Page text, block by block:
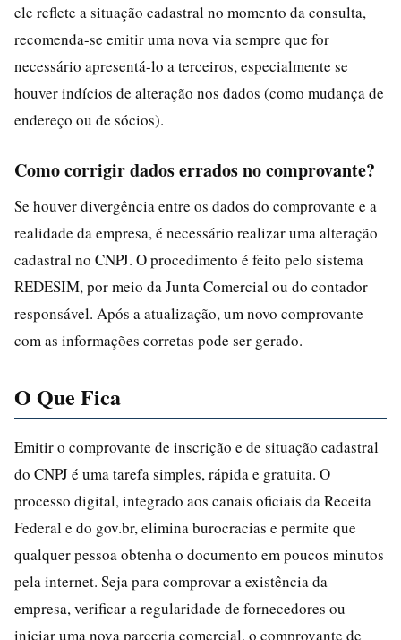
ele reflete a situação cadastral no momento da consulta,
recomenda-se emitir uma nova via sempre que for
necessário apresentá-lo a terceiros, especialmente se
houver indícios de alteração nos dados (como mudança de
endereço ou de sócios).
Como corrigir dados errados no comprovante?
Se houver divergência entre os dados do comprovante e a
realidade da empresa, é necessário realizar uma alteração
cadastral no CNPJ. O procedimento é feito pelo sistema
REDESIM, por meio da Junta Comercial ou do contador
responsável. Após a atualização, um novo comprovante
com as informações corretas pode ser gerado.
O Que Fica
Emitir o comprovante de inscrição e de situação cadastral
do CNPJ é uma tarefa simples, rápida e gratuita. O
processo digital, integrado aos canais oficiais da Receita
Federal e do gov.br, elimina burocracias e permite que
qualquer pessoa obtenha o documento em poucos minutos
pela internet. Seja para comprovar a existência da
empresa, verificar a regularidade de fornecedores ou
iniciar uma nova parceria comercial, o comprovante de